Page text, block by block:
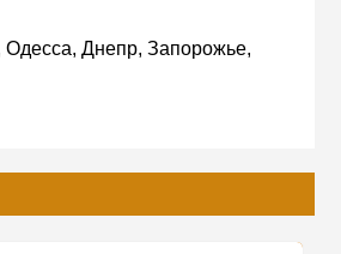
Одесса, Днепр, Запорожье,